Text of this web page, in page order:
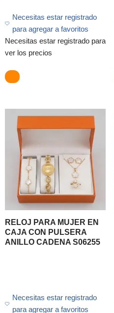
Necesitas estar registrado
para agregar a favoritos
Necesitas estar registrado para
ver los precios
RELOJ PARA MUJER EN
CAJA CON PULSERA
ANILLO CADENA S06255
Necesitas estar registrado
para agregar a favoritos